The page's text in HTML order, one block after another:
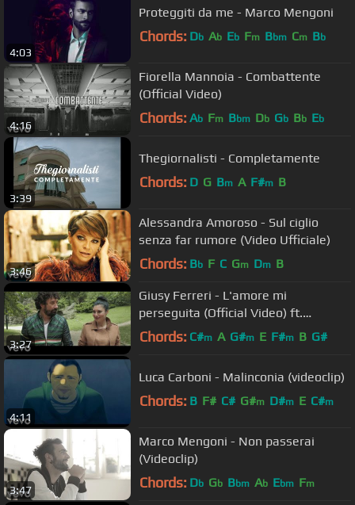
4:03
Proteggiti da me - Marco Mengoni
Chords: Db Ab Eb Fm Bbm Cm Bb
4:16
Fiorella Mannoia - Combattente
(Official Video)
Chords: Ab Fm Bbm Db Gb Bb Eb
3:39
Thegiornalisti - Completamente
Chords: D G Bm A F#m B
3:46
Alessandra Amoroso - Sul ciglio
senza far rumore (Video Ufficiale)
Chords: Bb F C Gm Dm B
3:27
Giusy Ferreri - L'amore mi
perseguita (Official Video) ft.
Federico Zampaglione
Chords: C#m A G#m E F#m B G#
4:11
Luca Carboni - Malinconia (videoclip)
Chords: B F# C# G#m D#m E C#m
3:47
Marco Mengoni - Non passerai
(Videoclip)
Chords: Db Gb Bbm Ab Ebm Fm